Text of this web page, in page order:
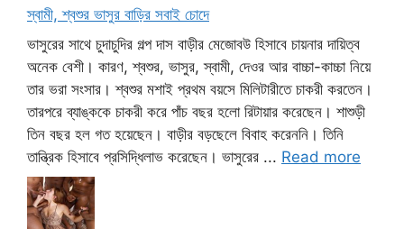
স্বামী, শ্বশুর ভাসুর বাড়ির সবাই চোদে
ভাসুরের সাথে চুদাচুদির গল্প দাস বাড়ীর মেজোবউ হিসাবে চায়নার দায়িত্ব
অনেক বেশী। কারণ, শ্বশুর, ভাসুর, স্বামী, দেওর আর বাচ্চা-কাচ্চা নিয়ে
তার ভরা সংসার। শ্বশুর মশাই প্রথম বয়সে মিলিটারীতে চাকরী করতেন।
তারপরে ব্যাঙ্ককে চাকরী করে পাঁচ বছর হলো রিটায়ার করেছেন। শাশুড়ী
তিন বছর হল গত হয়েছেন। বাড়ীর বড়ছেলে বিবাহ করেননি। তিনি
তান্ত্রিক হিসাবে প্রসিদ্ধিলাভ করেছেন। ভাসুরের ... Read more